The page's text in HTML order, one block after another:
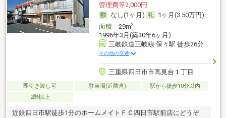
管理費等2,000円
なし(1ヶ月)
1ヶ月(3.50万円)
面積29m2
1996年3月(築30年6ヶ月)
三岐鉄道三岐線 保々駅 徒歩26分
その他の交通
三重県四日市市高見台１丁目
即引き渡し可 駐車場(近隣含)
駅から徒歩10分以内
2階以上
近鉄四日市駅徒歩1分のホームメイトＦＣ四日市駅前店にどうぞ